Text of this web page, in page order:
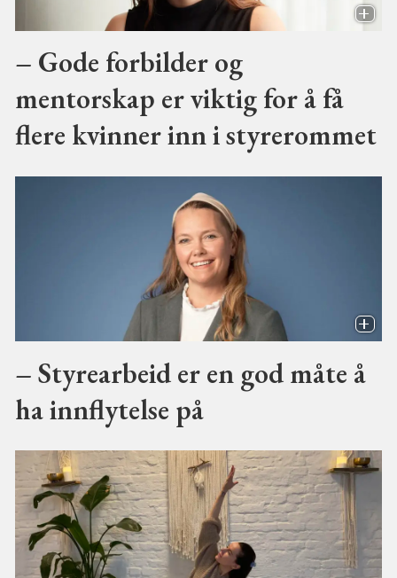
– Gode forbilder og
mentorskap er viktig for å få
flere kvinner inn i styrerommet
– Styrearbeid er en god måte å
ha innflytelse på